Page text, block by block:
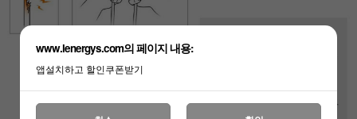
www.lenergys.com의 페이지 내용:
앱설치하고 할인쿠폰받기